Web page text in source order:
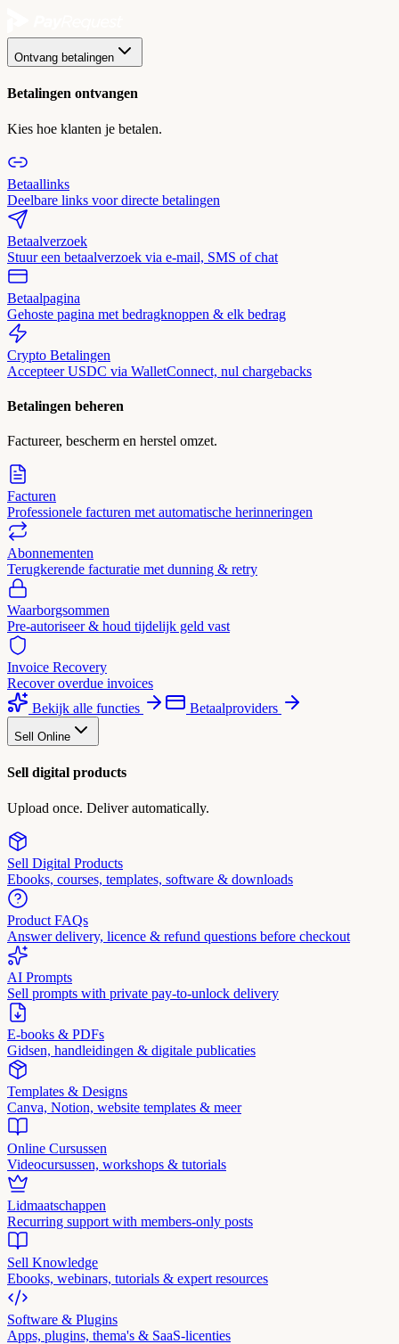
Ontvang betalingen
Betalingen ontvangen
Kies hoe klanten je betalen.
Betaallinks
Deelbare links voor directe betalingen
Betaalverzoek
Stuur een betaalverzoek via e-mail, SMS of chat
Betaalpagina
Gehoste pagina met bedragknoppen & elk bedrag
Crypto Betalingen
Accepteer USDC via WalletConnect, nul chargebacks
Betalingen beheren
Factureer, bescherm en herstel omzet.
Facturen
Professionele facturen met automatische herinneringen
Abonnementen
Terugkerende facturatie met dunning & retry
Waarborgsommen
Pre-autoriseer & houd tijdelijk geld vast
Invoice Recovery
Recover overdue invoices
Bekijk alle functies
Betaalproviders
Sell Online
Sell digital products
Upload once. Deliver automatically.
Sell Digital Products
Ebooks, courses, templates, software & downloads
Product FAQs
Answer delivery, licence & refund questions before checkout
AI Prompts
Sell prompts with private pay-to-unlock delivery
E-books & PDFs
Gidsen, handleidingen & digitale publicaties
Templates & Designs
Canva, Notion, website templates & meer
Online Cursussen
Videocursussen, workshops & tutorials
Lidmaatschappen
Recurring support with members-only posts
Sell Knowledge
Ebooks, webinars, tutorials & expert resources
Software & Plugins
Apps, plugins, thema's & SaaS-licenties